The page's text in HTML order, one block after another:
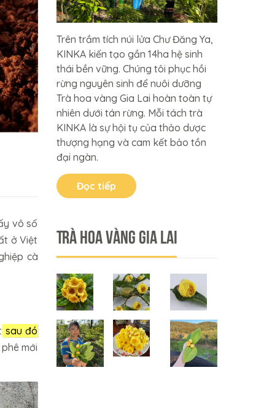
vô số
ở Việt
cà
sau đó
mới
Trên trầm tích núi lửa Chư Đăng Ya,
KINKA kiến tạo gần 14ha hệ sinh
thái bền vững. Chúng tôi phục hồi
rừng nguyên sinh để nuôi dưỡng
Trà hoa vàng Gia Lai hoàn toàn tự
nhiên dưới tán rừng. Mỗi tách trà
KINKA là sự hội tụ của thảo dược
thượng hạng và cam kết bảo tồn
đại ngàn.
Đọc tiếp
Trà Hoa Vàng Gia Lai